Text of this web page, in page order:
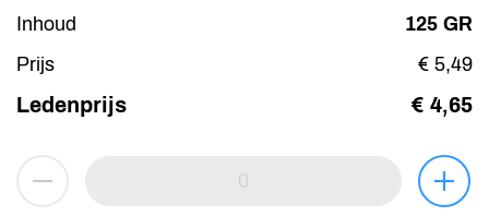
Inhoud
125 GR
Prijs
€ 5,49
Ledenprijs € 4,65